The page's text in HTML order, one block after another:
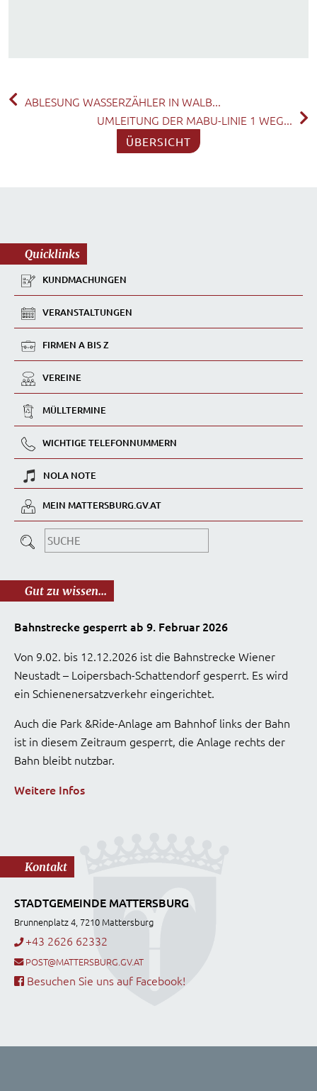
ABLESUNG WASSERZÄHLER IN WALB...
UMLEITUNG DER MABU-LINIE 1 WEG...
ÜBERSICHT
Quicklinks
KUNDMACHUNGEN
VERANSTALTUNGEN
FIRMEN A BIS Z
VEREINE
MÜLLTERMINE
WICHTIGE TELEFONNUMMERN
NOLA NOTE
MEIN MATTERSBURG.GV.AT
Gut zu wissen...
Bahnstrecke gesperrt ab 9. Februar 2026
Von 9.02. bis 12.12.2026 ist die Bahnstrecke Wiener
Neustadt – Loipersbach-Schattendorf gesperrt. Es wird
ein Schienenersatzverkehr eingerichtet.
Auch die Park &Ride-Anlage am Bahnhof links der Bahn
ist in diesem Zeitraum gesperrt, die Anlage rechts der
Bahn bleibt nutzbar.
Weitere Infos
Kontakt
STADTGEMEINDE MATTERSBURG
Brunnenplatz 4, 7210 Mattersburg
+43 2626 62332
POST@MATTERSBURG.GV.AT
Besuchen Sie uns auf Facebook!